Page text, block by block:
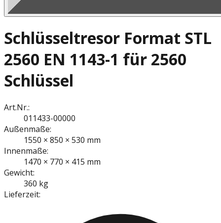
Schlüsseltresor Format STL
2560 EN 1143-1 für 2560
Schlüssel
Art.Nr.:
011433-00000
Außenmaße:
1550 × 850 × 530 mm
Innenmaße:
1470 × 770 × 415 mm
Gewicht:
360 kg
Lieferzeit: